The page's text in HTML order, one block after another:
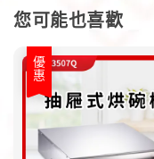
您可能也喜歡
優惠